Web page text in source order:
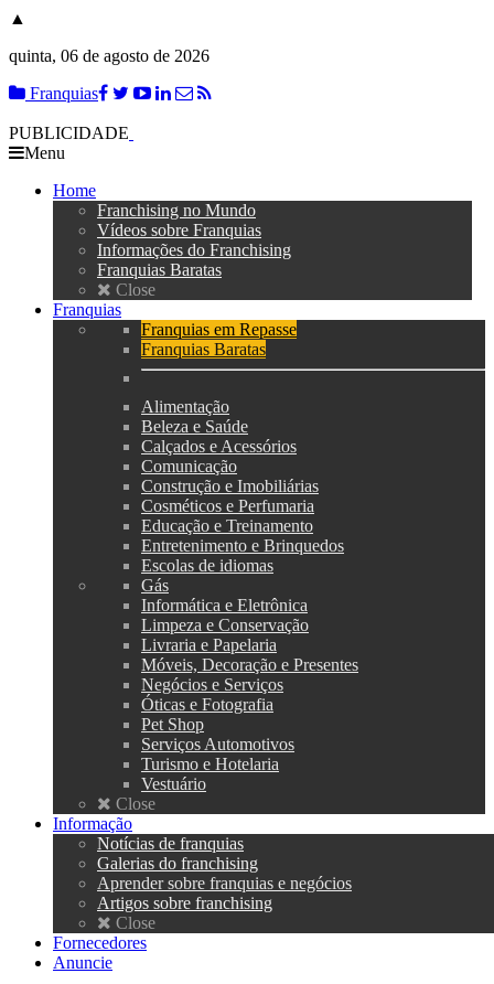
▲
quinta, 06 de agosto de 2026
Franquias
PUBLICIDADE
Menu
Home
Franchising no Mundo
Vídeos sobre Franquias
Informações do Franchising
Franquias Baratas
Close
Franquias
Franquias em Repasse
Franquias Baratas
Alimentação
Beleza e Saúde
Calçados e Acessórios
Comunicação
Construção e Imobiliárias
Cosméticos e Perfumaria
Educação e Treinamento
Entretenimento e Brinquedos
Escolas de idiomas
Gás
Informática e Eletrônica
Limpeza e Conservação
Livraria e Papelaria
Móveis, Decoração e Presentes
Negócios e Serviços
Óticas e Fotografia
Pet Shop
Serviços Automotivos
Turismo e Hotelaria
Vestuário
Close
Informação
Notícias de franquias
Galerias do franchising
Aprender sobre franquias e negócios
Artigos sobre franchising
Close
Fornecedores
Anuncie